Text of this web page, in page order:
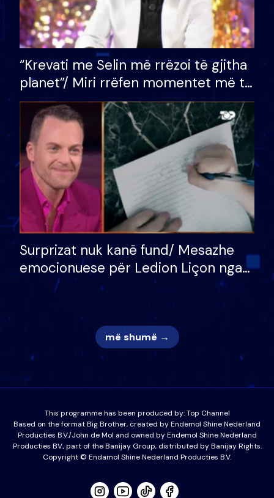
“Krevati me Selin më rrëzoi të gjitha
planet”/ Miri rrëfen momentet më të
bukura në shtëpinë e BB VIP: Do më
mungojë zilja e mëngjesit kur…
Surprizat nuk kanë fund/ Mesazhe
emocionuese për Ledion Liçon nga
nëna dhe fëmijët e tij, moderatori
nuk i mban dot lotët: Nuk meritoj…
më shumë →
This programme has been produced by:Top Channel
Based on the format Big Brother, created by Endemol Shine Nederland
Producties B.V./John de Mol and owned by Endemol Shine Nederland
Producties BV., part of the Banijay Group, distributed by Banijay Rights.
Copyright © Endamol Shine Nederland Producties B.V.